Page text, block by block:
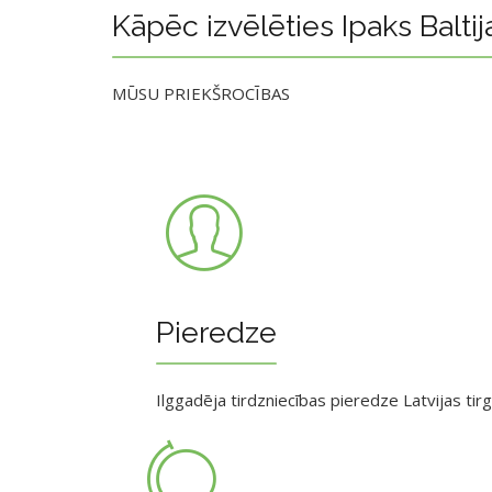
Kāpēc izvēlēties Ipaks
MŪSU PRIEKŠROCĪBAS
Pieredze
Ilggadēja tirdzniecības pieredze Latvijas